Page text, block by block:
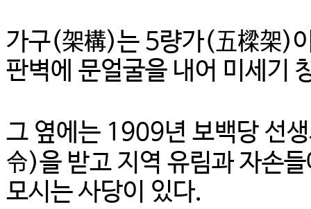
가구(架構)는 5량가(五樑架)
판벽에 문얼굴을 내어 미세기
그 옆에는 1909년 보백당 선
令)을 받고 지역 유림과 자손
모시는 사당이 있다.